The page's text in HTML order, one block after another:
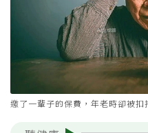
繳了一輩子的保費，年老時卻被